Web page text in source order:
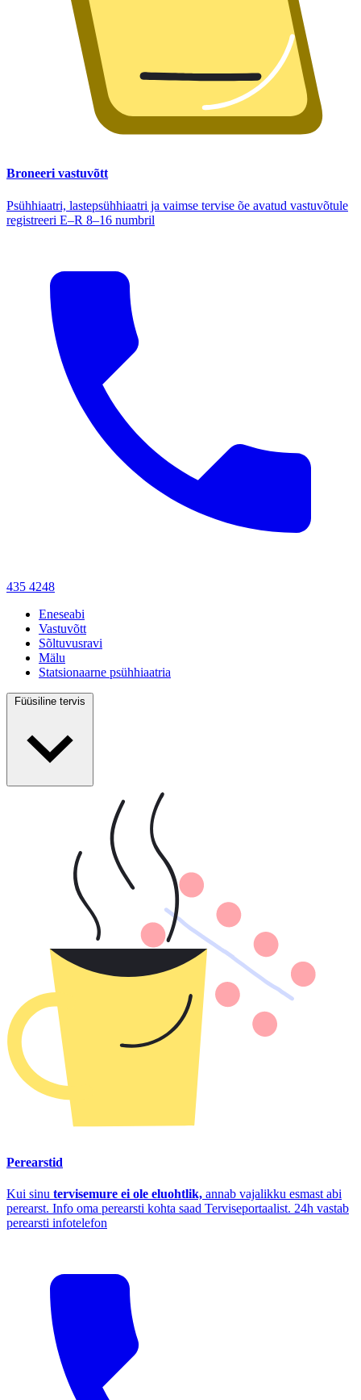
Broneeri vastuvõtt
Psühhiaatri, lastepsühhiaatri ja vaimse tervise õe avatud vastuvõtule
registreeri E–R 8–16 numbril
435 4248
Eneseabi
Vastuvõtt
Sõltuvusravi
Mälu
Statsionaarne psühhiaatria
Füüsiline tervis
Perearstid
Kui sinu tervisemure ei ole eluohtlik, annab vajalikku esmast abi
perearst. Info oma perearsti kohta saad Terviseportaalist. 24h vastab
perearsti infotelefon